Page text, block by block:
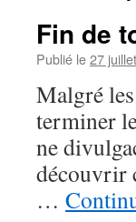
Fin de
Publié le27
Malgré
terminer
ne
découvrir
…